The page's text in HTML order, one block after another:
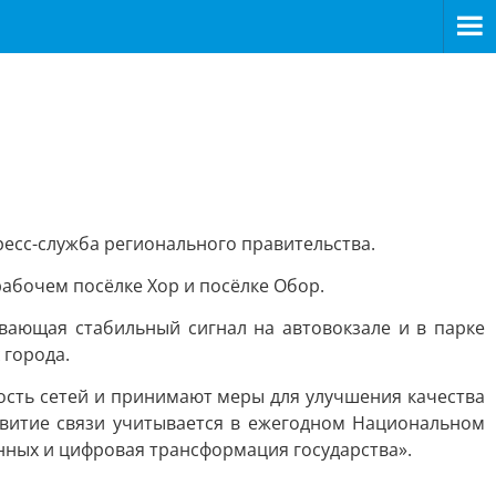
служба регионального правительства.
посёлке Хор и посёлке Обор.
стабильный сигнал на автовокзале и в парке
сетей и принимают меры для улучшения качества
связи учитывается в ежегодном Национальном
и цифровая трансформация государства».